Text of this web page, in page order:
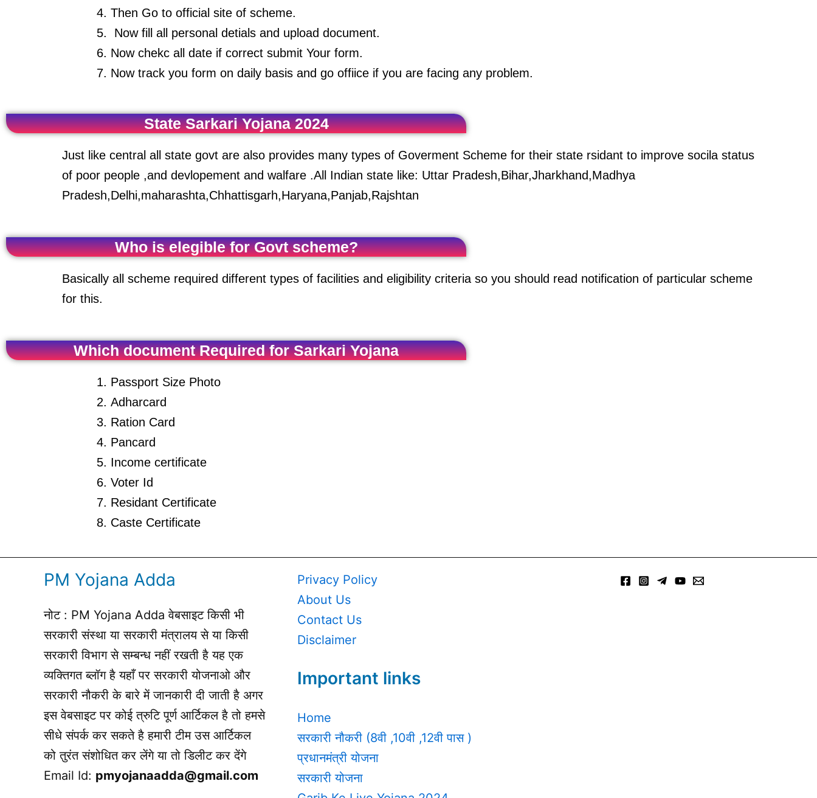
Then Go to official site of scheme.
Now fill all personal detials and upload document.
Now chekc all date if correct submit Your form.
Now track you form on daily basis and go offiice if you are facing any problem.
State Sarkari Yojana 2024
Just like central all state govt are also provides many types of Goverment Scheme for their state rsidant to improve socila status
of poor people ,and devlopement and walfare .All Indian state like: Uttar Pradesh,Bihar,Jharkhand,Madhya
Pradesh,Delhi,maharashta,Chhattisgarh,Haryana,Panjab,Rajshtan
Who is elegible for Govt scheme?
Basically all scheme required different types of facilities and eligibility criteria so you should read notification of particular scheme
for this.
Which document Required for Sarkari Yojana
Passport Size Photo
Adharcard
Ration Card
Pancard
Income certificate
Voter Id
Residant Certificate
Caste Certificate
PM Yojana Adda
नोट : PM Yojana Adda वेबसाइट किसी भी
सरकारी संस्था या सरकारी मंत्रालय से या किसी
सरकारी विभाग से सम्बन्ध नहीं रखती है यह एक
व्यक्तिगत ब्लॉग है यहाँ पर सरकारी योजनाओ और
सरकारी नौकरी के बारे में जानकारी दी जाती है अगर
इस वेबसाइट पर कोई त्रुटि पूर्ण आर्टिकल है तो हमसे
सीधे संपर्क कर सकते है हमारी टीम उस आर्टिकल
को तुरंत संशोधित कर लेंगे या तो डिलीट कर देंगे
Email Id: pmyojanaadda@gmail.com
Privacy Policy
About Us
Contact Us
Disclaimer
Important links
Home
सरकारी नौकरी (8वी ,10वी ,12वी पास )
प्रधानमंत्री योजना
सरकारी योजना